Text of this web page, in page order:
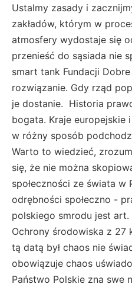
Ustalmy zasady i
zakładów, którym w
atmosfery wydostaje się
przenieść do sąsiada nie
smart tank Fundacji
rozwiązanie. Gdy rząd
je dostanie. Historia
bogata. Kraje
w różny sposób
Warto to wiedzieć,
się, że nie można
społeczności ze świata w
odrębności społeczno -
polskiego smrodu jest
Ochrony środowiska z 27
tą datą był chaos nie
obowiązuje chaos
Państwo Polskie zna swe